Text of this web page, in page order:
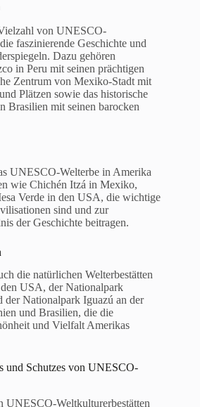
von UNESCO-
faszinierende Geschichte und
Dazu gehören
in Peru mit seinen prächtigen
Zentrum von Mexiko-Stadt mit
Plätzen sowie das historische
Brasilien mit seinen barocken
UNESCO-Welterbe in Amerika
wie Chichén Itzá in Mexiko,
Verde in den USA, die wichtige
sind und zur
der Geschichte beitragen.
die natürlichen Welterbestätten
USA, der Nationalpark
der Nationalpark Iguazú an der
und Brasilien, die die
und Vielfalt Amerikas
und Schutzes von UNESCO-
UNESCO-Weltkulturerbestätten